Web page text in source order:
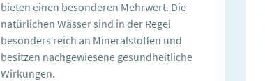
bieten einen besonderen Mehrwert. Die
natürlichen Wässer sind in der Regel
besonders reich an Mineralstoffen und
besitzen nachgewiesene gesundheitliche
Wirkungen.